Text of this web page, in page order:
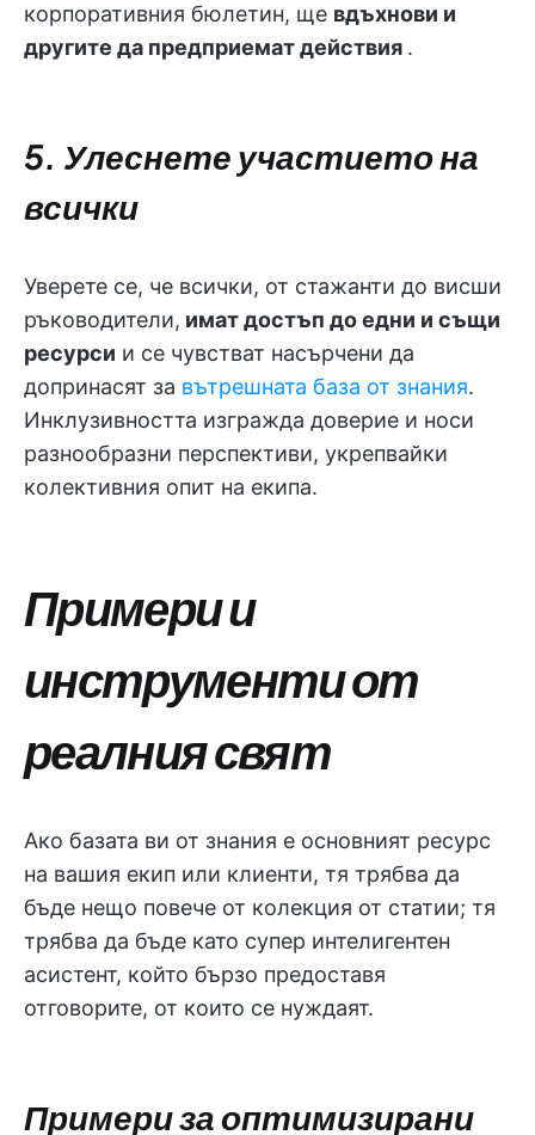
корпоративния бюлетин, ще вдъхнови и
другите да предприемат действия .
5. Улеснете участието на
всички
Уверете се, че всички, от стажанти до висши
ръководители, имат достъп до едни и същи
ресурси и се чувстват насърчени да
допринасят за вътрешната база от знания.
Инклузивността изгражда доверие и носи
разнообразни перспективи, укрепвайки
колективния опит на екипа.
Примери и
инструменти от
реалния свят
Ако базата ви от знания е основният ресурс
на вашия екип или клиенти, тя трябва да
бъде нещо повече от колекция от статии; тя
трябва да бъде като супер интелигентен
асистент, който бързо предоставя
отговорите, от които се нуждаят.
Примери за оптимизирани